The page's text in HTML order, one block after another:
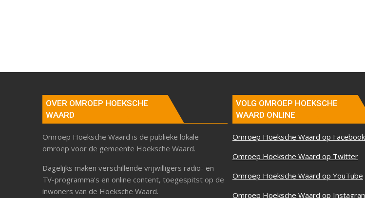
OVER OMROEP HOEKSCHE
WAARD
Omroep Hoeksche Waard is de publieke lokale
omroep voor de gemeente Hoeksche Waard.
Dagelijks maken verschillende vrijwilligers radio- en
TV-programma’s en online content, toegespitst op de
inwoners van de Hoeksche Waard.
VOLG OMROEP HOEKSCHE
WAARD ONLINE
Omroep Hoeksche Waard op Facebook
Omroep Hoeksche Waard op Twitter
Omroep Hoeksche Waard op YouTube
Omroep Hoeksche Waard op